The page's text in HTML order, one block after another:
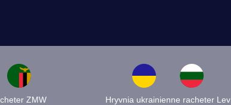
ZMW
Hryvnia ukrainienne racheter Lev